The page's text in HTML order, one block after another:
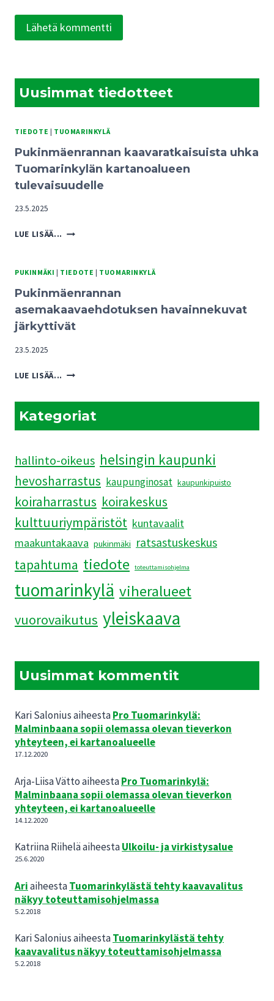
Uusimmat tiedotteet
TIEDOTE | TUOMARINKYLÄ
Pukinmäenrannan kaavaratkaisuista uhka
Tuomarinkylän kartanoalueen
tulevaisuudelle
23.5.2025
LUE LISÄÄ... PUKINMÄENRANNAN
TUOMARINKYLÄN
TULEVAISUUDELLE
PUKINMÄKI | TIEDOTE | TUOMARINKYLÄ
Pukinmäenrannan
asemakaavaehdotuksen havainnekuvat
järkyttivät
23.5.2025
LUE LISÄÄ... PUKINMÄENRANNAN
JÄRKYTTIVÄT
Kategoriat
hallinto-oikeus helsingin kaupunki
hevosharrastus kaupunginosat kaupunkipuisto
koiraharrastus koirakeskus
kulttuuriympäristöt kuntavaalit
maakuntakaava pukinmäki ratsastuskeskus
tapahtuma tiedote toteuttamisohjelma
tuomarinkylä viheralueet
vuorovaikutus yleiskaava
Uusimmat kommentit
Kari SaloniusaiheestaPro Tuomarinkylä:
Malminbaana sopii olemassa olevan tieverkon
yhteyteen, ei kartanoalueelle
17.12.2020
Arja-Liisa VättoaiheestaPro Tuomarinkylä:
Malminbaana sopii olemassa olevan tieverkon
yhteyteen, ei kartanoalueelle
14.12.2020
Katriina RiiheläaiheestaUlkoilu- ja virkistysalue
25.6.2020
AriaiheestaTuomarinkylästä tehty kaavavalitus
näkyy toteuttamisohjelmassa
5.2.2018
Kari SaloniusaiheestaTuomarinkylästä tehty
kaavavalitus näkyy toteuttamisohjelmassa
5.2.2018